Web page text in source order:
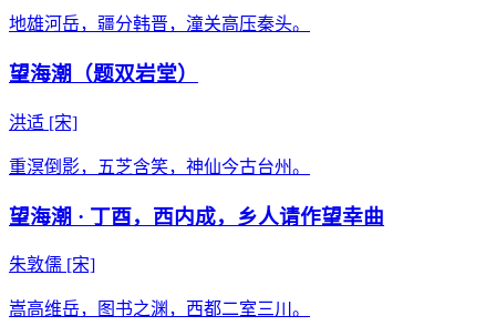
地雄河岳，​疆分韩晋，​潼关高压秦头。
望海潮（题双岩堂）
洪适 [宋]
重溟倒影，五芝含笑，神仙今古台州。
望海潮 · 丁酉，西内成，乡人请作望幸曲
朱敦儒 [宋]
嵩高维岳，图书之渊，西都二室三川。